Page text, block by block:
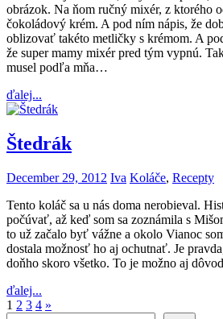
obrázok. Na ňom ručný mixér, z ktorého
čokoládový krém. A pod ním nápis, že
oblizovať takéto metličky s krémom. A
že super mamy mixér pred tým vypnú.
musel podľa mňa…
ďalej...
Štedrák
December 29, 2012 Iva Koláče, Recepty
Tento koláč sa u nás doma nerobieval.
počúvať, až keď som sa zoznámila s
to už začalo byť vážne a okolo Vianoc
dostala možnosť ho aj ochutnať. Je
doňho skoro všetko. To je možno aj
ďalej...
Posts
1 2 3 4 Next
»